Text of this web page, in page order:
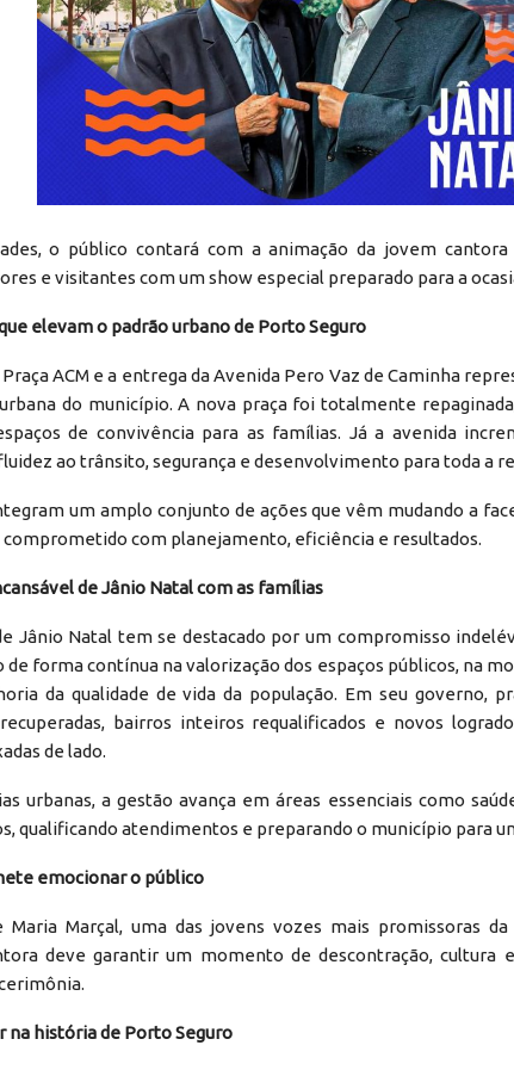
o público contará com a animação da jovem
e visitantes com um show especial preparado para a
elevam o padrão urbano de Porto Seguro
ACM e a entrega da Avenida Pero Vaz de Caminha
do município. A nova praça foi totalmente
de convivência para as famílias. Já a avenida
ao trânsito, segurança e desenvolvimento para toda a
um amplo conjunto de ações que vêm mudando a
comprometido com planejamento, eficiência e resultados.
de Jânio Natal com as famílias
Jânio Natal tem se destacado por um compromisso
de forma contínua na valorização dos espaços públicos, na
da qualidade de vida da população. Em seu governo,
bairros inteiros requalificados e novos
de lado.
urbanas, a gestão avança em áreas essenciais como
qualificando atendimentos e preparando o município para
emocionar o público
Maria Marçal, uma das jovens vozes mais promissoras
deve garantir um momento de descontração, cultura
na história de Porto Seguro